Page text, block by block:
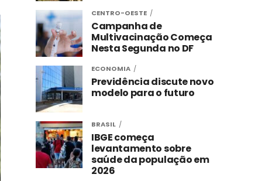
CENTRO-OESTE
Campanha de
Multivacinação Começa
Nesta Segunda no DF
ECONOMIA
Previdência discute novo
modelo para o futuro
BRASIL
IBGE começa
levantamento sobre
saúde da população em
2026